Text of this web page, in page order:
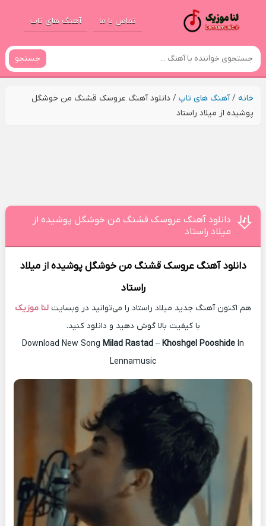
تماس با ما آهنگ های تاپ
جستجو
خانه/آهنگ های تاپ/ دانلود آهنگ عروسک قشنگ من خوشگل
پوشیده از میلاد راستاد
دانلود آهنگ عروسک قشنگ من خوشگل پوشیده از
میلاد راستاد
دانلود آهنگعروسک قشنگ من خوشگل پوشیدهازمیلاد
راستاد
هم اکنون آهنگ جدید میلاد راستاد را می‌توانید در وبسایت لنا موزیک
با کیفیت بالا گوش دهید و دانلود کنید.
Download New Song Milad Rastad – Khoshgel Pooshide In
Lennamusic